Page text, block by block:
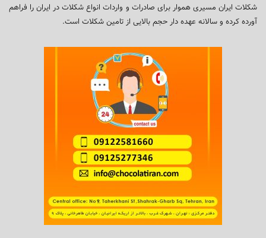
شکلات ایران مسیری هموار برای صادرات و واردات انواع شکلات در ایران را فراهم
آورده کرده و سالانه عهده دار حجم بالایی از تامین شکلات است.